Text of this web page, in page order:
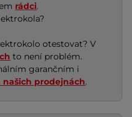
rádci.
otestovat? V
to není problém.
garančním i
našich prodejnách.